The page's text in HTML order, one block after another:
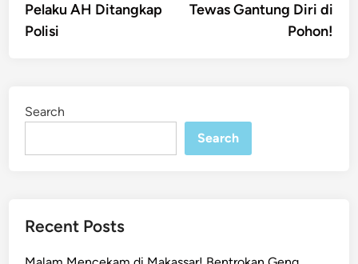
Pelaku AH Ditangkap
Polisi
Tewas Gantung Diri di
Pohon!
Search
Search
Recent Posts